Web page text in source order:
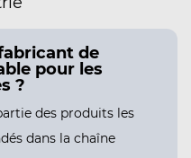
de
pour les
?
des produits les
dans la chaîne